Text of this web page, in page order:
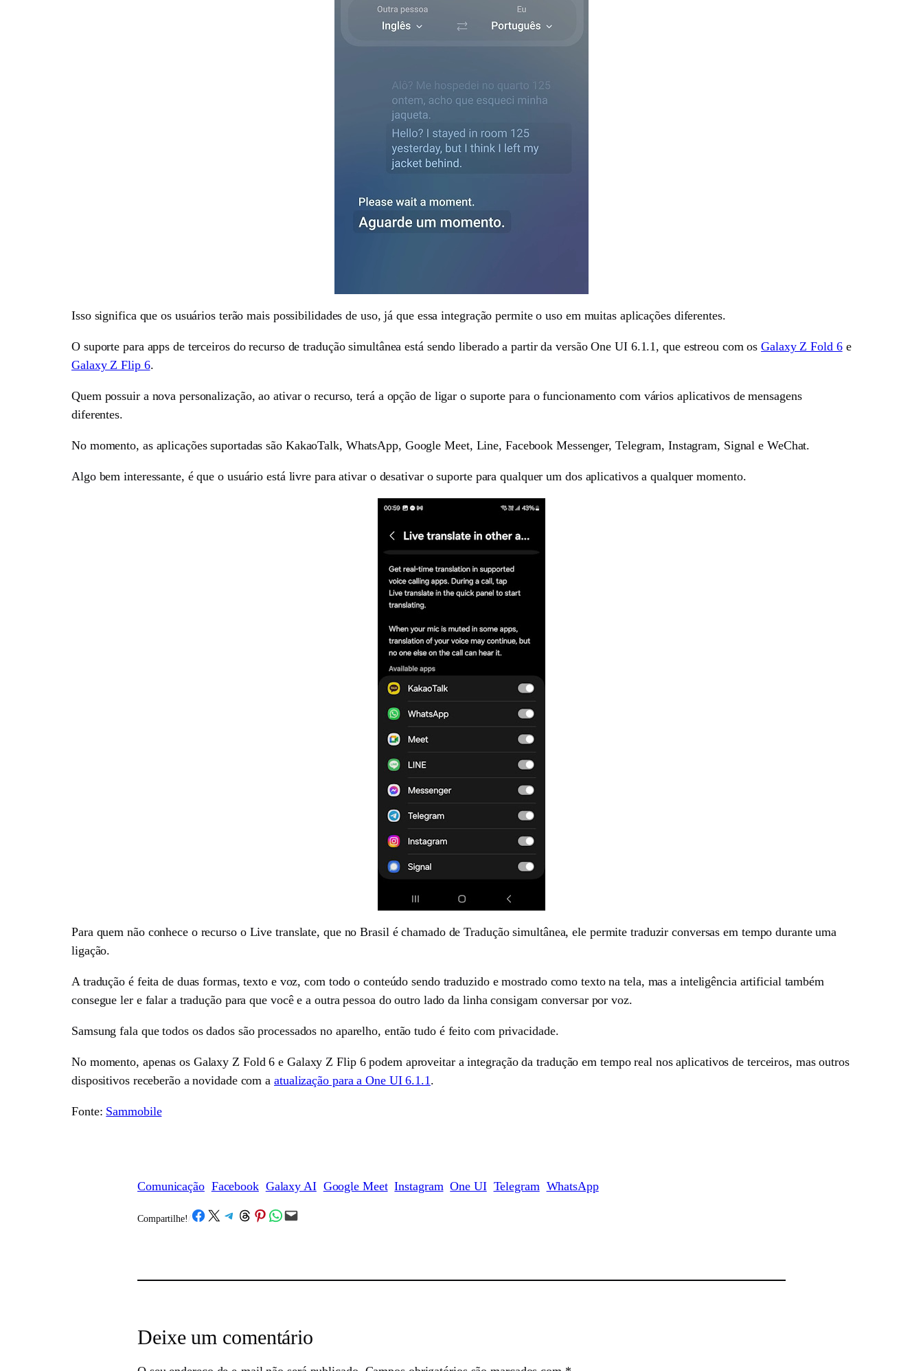
Isso significa que os usuários terão mais possibilidades de uso, já que essa integração permite o uso em muitas aplicações diferentes.
O suporte para apps de terceiros do recurso de tradução simultânea está sendo liberado a partir da versão One UI 6.1.1, que estreou com osGalaxy Z Fold 6e
Galaxy Z Flip 6.
Quem possuir a nova personalização, ao ativar o recurso, terá a opção de ligar o suporte para o funcionamento com vários aplicativos de mensagens
diferentes.
No momento, as aplicações suportadas são KakaoTalk, WhatsApp, Google Meet, Line, Facebook Messenger, Telegram, Instagram, Signal e WeChat.
Algo bem interessante, é que o usuário está livre para ativar o desativar o suporte para qualquer um dos aplicativos a qualquer momento.
Para quem não conhece o recurso o Live translate, que no Brasil é chamado de Tradução simultânea, ele permite traduzir conversas em tempo durante uma
ligação.
A tradução é feita de duas formas, texto e voz, com todo o conteúdo sendo traduzido e mostrado como texto na tela, mas a inteligência artificial também
consegue ler e falar a tradução para que você e a outra pessoa do outro lado da linha consigam conversar por voz.
Samsung fala que todos os dados são processados no aparelho, então tudo é feito com privacidade.
No momento, apenas os Galaxy Z Fold 6 e Galaxy Z Flip 6 podem aproveitar a integração da tradução em tempo real nos aplicativos de terceiros, mas outros
dispositivos receberão a novidade com a atualização para a One UI 6.1.1 .
Fonte: Sammobile
Comunicação Facebook Galaxy AI Google Meet Instagram One UI Telegram WhatsApp
Compartilhe!/Share on Facebook
Share on X Share on Telegram
Share on Threads
Share on Pinterest
Share on WhatsApp
Email this Page
Deixe um comentário